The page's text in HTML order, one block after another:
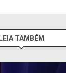
LEIA TAMBÉM